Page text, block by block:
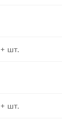
8+ шт.
8+ шт.